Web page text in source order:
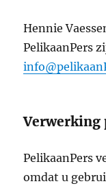
Hennie
PelikaanPers
Verwerking
PelikaanPers
omdat u